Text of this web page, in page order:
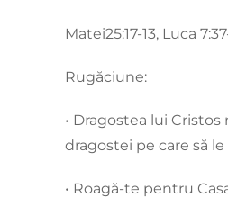
Matei25:17-13, Luca
Rugăciune:
• Dragostea lui
dragostei pe care să le
• Roagă-te pentru